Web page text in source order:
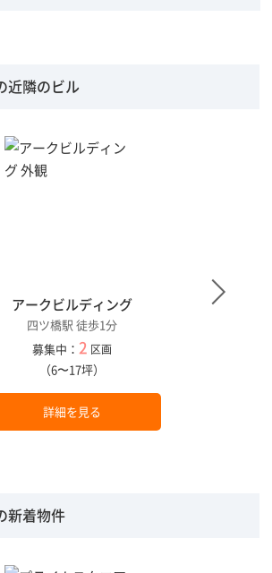
近隣のビル
アークビルディング
四ツ橋駅 徒歩1分
募集中： 2 区画
（6〜17坪）
詳細を見る
新着物件